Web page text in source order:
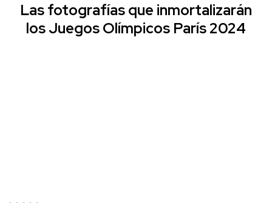
Las fotografías que inmortalizarán
los Juegos Olímpicos París 2024